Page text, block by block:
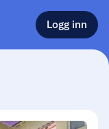
Logg inn